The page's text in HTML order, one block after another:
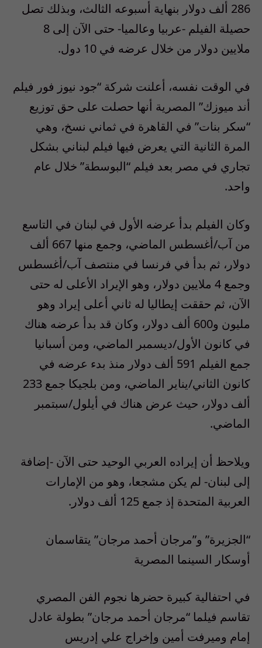
286 ألف دولار بنهاية أسبوعه الثالث، وبذلك تصل
حصيلة الفيلم -عربيا وعالميا- حتى الآن إلى 8
ملايين دولار من خلال عرضه في 10 دول.
في الوقت نفسه، أعلنت شركة “جود نيوز فور فيلم
أند ميوزك” المصرية أنها حصلت على حق توزيع
“سكر بنات” في القاهرة في ثماني نسخ، وهي
المرة الثانية التي يعرض فيها فيلم لبناني بشكل
تجاري في مصر بعد فيلم “البوسطة” خلال عام
واحد.
وكان الفيلم بدأ عرضه الأول في لبنان في التاسع
من آب/أغسطس الماضي، وجمع منها 667 ألف
دولار، ثم بدأ في فرنسا في منتصف آب/أغسطس
وجمع 4 ملايين دولار، وهو الإيراد الأعلى له حتى
الآن، ثم حققت إيطاليا له ثاني أعلى إيراد وهو
مليون و600 ألف دولار، وكان قد بدأ عرضه هناك
في كانون الأول/ديسمبر الماضي، ومن أسبانيا
جمع الفيلم 591 ألف دولار منذ بدء عرضه في
كانون الثاني/يناير الماضي، ومن بلجيكا جمع 233
ألف دولار، حيث عرض هناك في أيلول/سبتمبر
الماضي.
ويلاحظ أن إيراده العربي الوحيد حتى الآن -إضافة
إلى لبنان- لم يكن مشجعا، وهو من الإمارات
العربية المتحدة إذ جمع 125 ألف دولار.
“الجزيرة” و”مرجان أحمد مرجان” يتقاسمان
أوسكار السينما المصرية
في احتفالية كبيرة حضرها نجوم الفن المصري
تقاسم فيلما “مرجان أحمد مرجان” بطولة عادل
إمام وميرفت أمين وإخراج علي إدريس